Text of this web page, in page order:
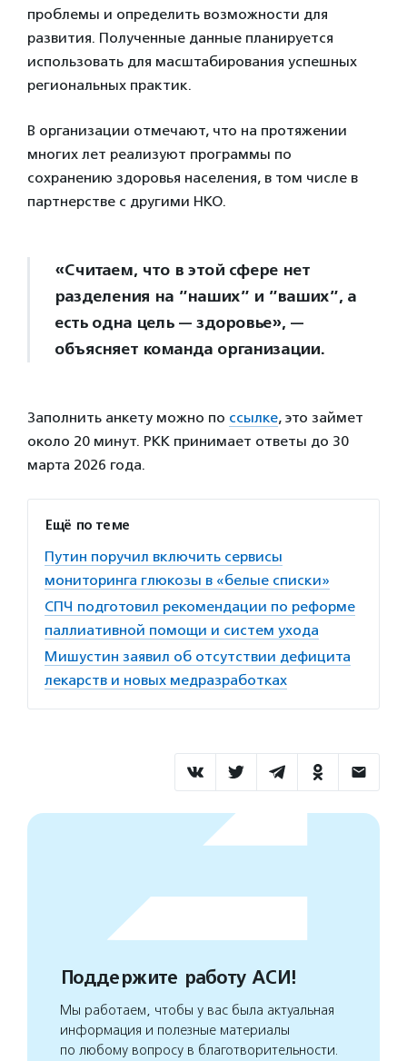
проблемы и определить возможности для
развития. Полученные данные планируется
использовать для масштабирования успешных
региональных практик.
В организации отмечают, что на протяжении
многих лет реализуют программы по
сохранению здоровья населения, в том числе в
партнерстве с другими НКО.
«Считаем, что в этой сфере нет
разделения на ”наших” и ”ваших”, а
есть одна цель — здоровье», —
объясняет команда организации.
Заполнить анкету можно по ссылке, это займет
около 20 минут. РКК принимает ответы до 30
марта 2026 года.
Ещё по теме
Путин поручил включить сервисы
мониторинга глюкозы в «белые списки»
СПЧ подготовил рекомендации по реформе
паллиативной помощи и систем ухода
Мишустин заявил об отсутствии дефицита
лекарств и новых медразработках
Поддержите работу АСИ!
Мы работаем, чтобы у вас была актуальная
информация и полезные материалы
по любому вопросу в благотворительности.